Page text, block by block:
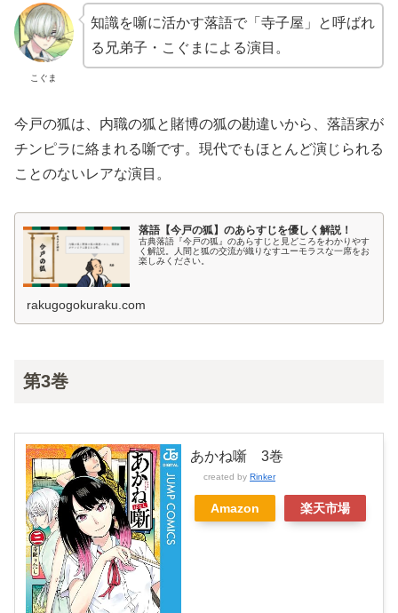
こぐま
知識を噺に活かす落語で「寺子屋」と呼ばれ
る兄弟子・こぐまによる演目。
今戸の狐は、内職の狐と賭博の狐の勘違いから、落語家が
チンピラに絡まれる噺です。現代でもほとんど演じられる
ことのないレアな演目。
落語【今戸の狐】のあらすじを優しく解説！
古典落語『今戸の狐』のあらすじと見どころをわかりやす
く解説。人間と狐の交流が織りなすユーモラスな一席をお
楽しみください。
rakugogokuraku.com
第3巻
あかね噺 3巻
created by Rinker
Amazon 楽天市場